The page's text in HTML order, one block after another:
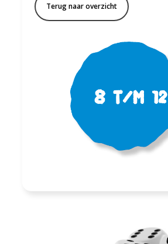
Terug naar overzicht
8 t/m 12